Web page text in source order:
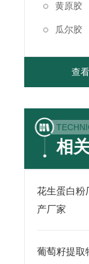
黄原胶
瓜尔胶
查
相
花生蛋白粉
产厂家
葡萄籽提取